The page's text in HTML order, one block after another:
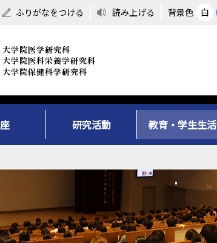
ふりがなをつける 読み上げる 背景色 白
研究活動 教育・学生生活